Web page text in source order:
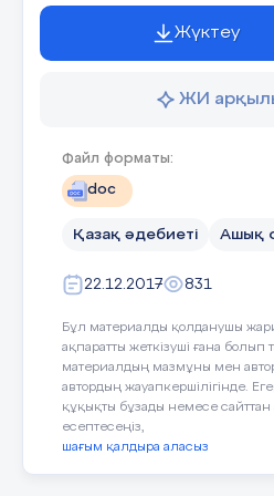
.Көршілер неге ренжісті?
Көңіл күйлерін басқара
Сабақтың әдісі:
қолданылатын
педагогикалық
технологиялар:
байланыс:
Сабақтың барысы:
Жүктеу
ЖИ
Файл форматы:
doc
Қазақ әдебиеті Ашық
22.12.2017 831
Бұл материалды қолданушы
ақпаратты жеткізуші ғана
материалдың мазмұны мен
автордың жауапкершілігінде.
құқықты бұзады немесе сайттан
есептесеңіз,
шағым қалдыра аласыз